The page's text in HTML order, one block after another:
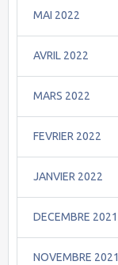
MAI 2022
AVRIL 2022
MARS 2022
FEVRIER 2022
JANVIER 2022
DECEMBRE 2021
NOVEMBRE 2021